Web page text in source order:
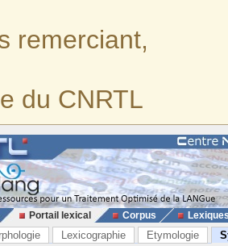
remerciant,
du CNRTL
Portail lexical Corpus
Lexicographie Etymologie